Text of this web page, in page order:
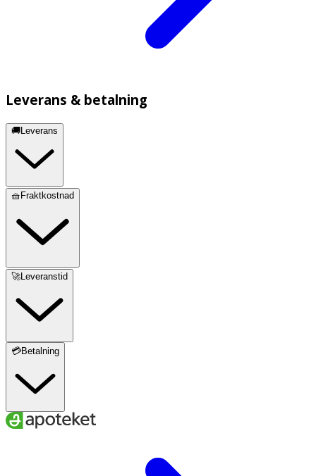
Leverans & betalning
🚚Leverans
🧺Fraktkostnad
🚀Leveranstid
💳Betalning